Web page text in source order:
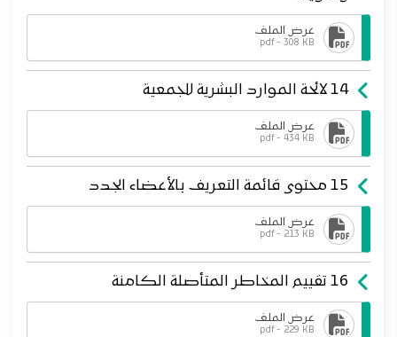
عرض الملف
pdf - 308 KB
14 لائحة الموارد البشرية للجمعية
عرض الملف
pdf - 434 KB
15 محتوى قائمة التعريف بالأعضاء الجدد
عرض الملف
pdf - 213 KB
16 تقييم المخاطر المتأصلة الكامنة
عرض الملف
pdf - 229 KB